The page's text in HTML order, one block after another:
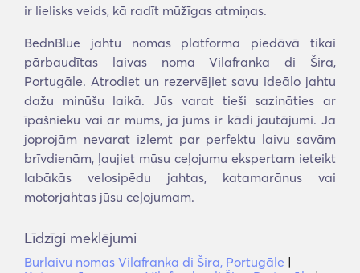
ir lielisks veids, kā radīt mūžīgas atmiņas.
BednBlue jahtu nomas platforma piedāvā tikai
pārbaudītas laivas noma Vilafranka di Šira,
Portugāle. Atrodiet un rezervējiet savu ideālo jahtu
dažu minūšu laikā. Jūs varat tieši sazināties ar
īpašnieku vai ar mums, ja jums ir kādi jautājumi. Ja
joprojām nevarat izlemt par perfektu laivu savām
brīvdienām, ļaujiet mūsu ceļojumu ekspertam ieteikt
labākās velosipēdu jahtas, katamarānus vai
motorjahtas jūsu ceļojumam.
Līdzīgi meklējumi
Burlaivu nomas Vilafranka di Šira, Portugāle |